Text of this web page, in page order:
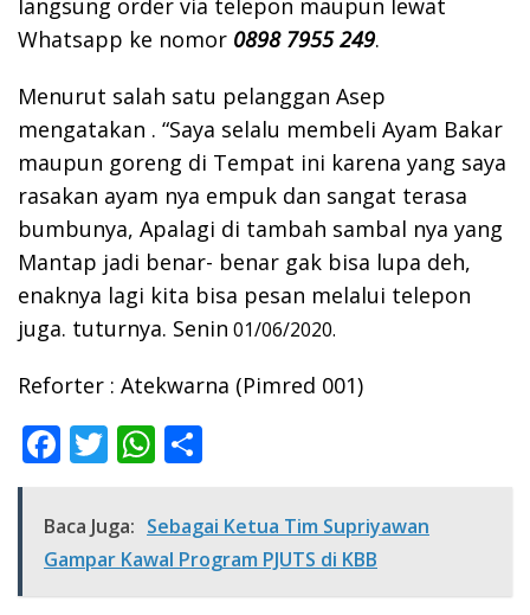
langsung order via telepon maupun lewat
Whatsapp ke nomor 0898 7955 249.
Menurut salah satu pelanggan Asep
mengatakan . “Saya selalu membeli Ayam Bakar
maupun goreng di Tempat ini karena yang saya
rasakan ayam nya empuk dan sangat terasa
bumbunya, Apalagi di tambah sambal nya yang
Mantap jadi benar- benar gak bisa lupa deh,
enaknya lagi kita bisa pesan melalui telepon
juga. tuturnya. Senin 01/06/2020.
Reforter : Atekwarna (Pimred 001)
F
e
b
o
T
itt
er
W
at
s
A
ar
e
Baca Juga: Sebagai Ketua Tim Supriyawan
Gampar Kawal Program PJUTS di KBB